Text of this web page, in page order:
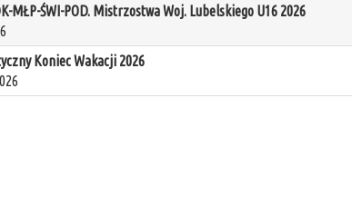
MŁP-ŚWI-POD. Mistrzostwa Woj. Lubelskiego U16 2026
Koniec Wakacji 2026